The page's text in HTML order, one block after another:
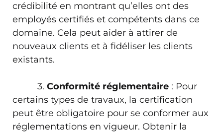
crédibilité en montrant qu’elles ont des
employés certifiés et compétents dans ce
domaine. Cela peut aider à attirer de
nouveaux clients et à fidéliser les clients
existants.
3. Conformité réglementaire : Pour
certains types de travaux, la certification
peut être obligatoire pour se conformer aux
réglementations en vigueur. Obtenir la